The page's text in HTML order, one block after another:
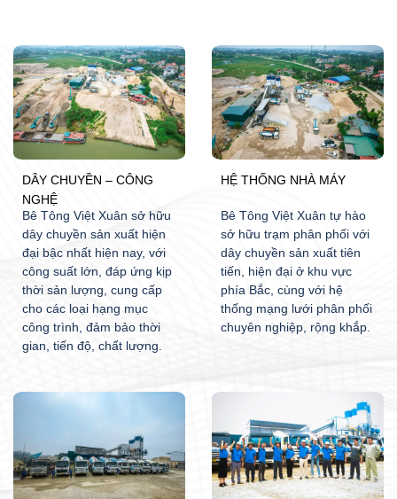
DÂY CHUYỀN – CÔNG
NGHỆ
Bê Tông Việt Xuân sở hữu
dây chuyền sản xuất hiện
đại bậc nhất hiện nay, với
công suất lớn, đáp ứng kịp
thời sản lượng, cung cấp
cho các loại hạng mục
công trình, đảm bảo thời
gian, tiến độ, chất lượng.
HỆ THỐNG NHÀ MÁY
Bê Tông Việt Xuân tự hào
sở hữu trạm phân phối với
dây chuyền sản xuất tiên
tiến, hiện đại ở khu vực
phía Bắc, cùng với hệ
thống mạng lưới phân phối
chuyên nghiệp, rộng khắp.